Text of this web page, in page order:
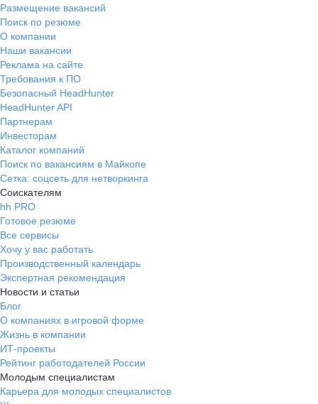
Размещение вакансий
Поиск по резюме
О компании
Наши вакансии
Реклама на сайте
Требования к ПО
Безопасный HeadHunter
HeadHunter API
Партнерам
Инвесторам
Каталог компаний
Поиск по вакансиям в Майкопе
Сетка: соцсеть для нетворкинга
Соискателям
hh PRO
Готовое резюме
Все сервисы
Хочу у вас работать
Производственный календарь
Экспертная рекомендация
Новости и статьи
Блог
О компаниях в игровой форме
Жизнь в компании
ИТ-проекты
Рейтинг работодателей России
Молодым специалистам
Карьера для молодых специалистов